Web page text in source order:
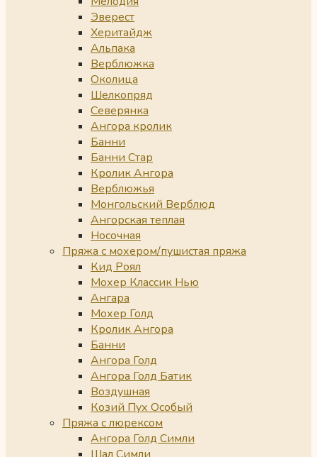
Эверест
Херитайдж
Альпака
Верблюжка
Околица
Шелкопряд
Северянка
Ангора кролик
Банни
Банни Стар
Кролик Ангора
Верблюжья
Монгольский Верблюд
Ангорская теплая
Носочная
Пряжа с мохером/пушистая пряжа
Кид Роял
Мохер Классик Нью
Ангара
Мохер Голд
Кролик Ангора
Банни
Ангора Голд
Ангора Голд Батик
Воздушная
Козий Пух Особый
Пряжа с люрексом
Ангора Голд Симли